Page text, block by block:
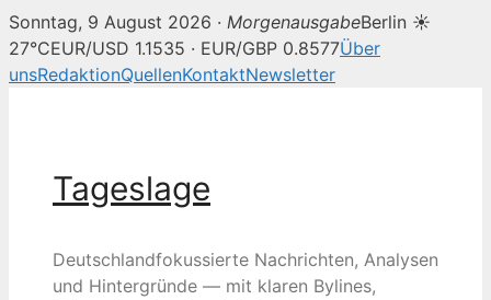
Sonntag, 9 August 2026 · MorgenausgabeBerlin ☀
27°CEUR/USD 1.1535 · EUR/GBP 0.8577Über
unsRedaktionQuellenKontaktNewsletter
Tageslage
Deutschlandfokussierte Nachrichten, Analysen
und Hintergründe — mit klaren Bylines,